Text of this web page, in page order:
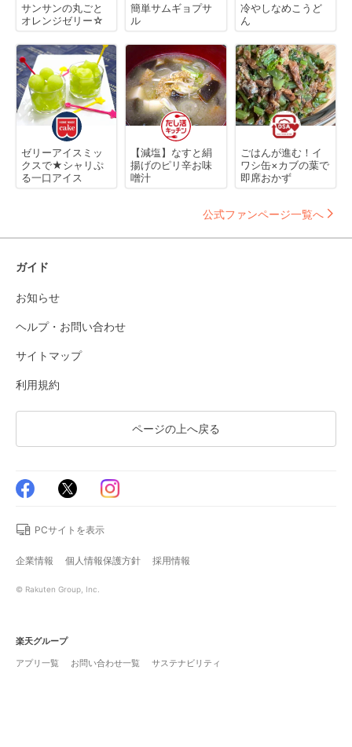
サンサンの丸ごと
オレンジゼリー☆
簡単サムギョプサ
ル
冷やしなめこうど
ん
ゼリーアイスミッ
クスで★シャリぷ
る一口アイス
【減塩】なすと絹
揚げのピリ辛お味
噌汁
ごはんが進む！イ
ワシ缶×カブの葉で
即席おかず
公式ファンページ一覧へ
ガイド
お知らせ
ヘルプ・お問い合わせ
サイトマップ
利用規約
ページの上へ戻る
PCサイトを表示
企業情報 個人情報保護方針 採用情報
© Rakuten Group, Inc.
楽天グループ
アプリ一覧
お問い合わせ一覧 サステナビリティ